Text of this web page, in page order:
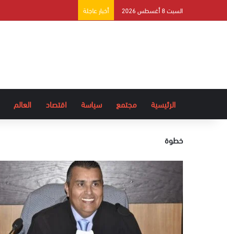
السبت 8 أغسطس 2026 أخبار عاجلة
الرئيسية مجتمع سياسة اقتصاد العالم
خطوة